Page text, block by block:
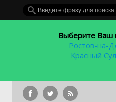
Выберите Ваш
Ростов-на-
Красный